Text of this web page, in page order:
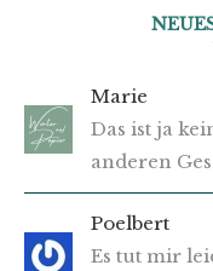
Marie
Das ist ja
anderen
Poelbert
Es tut mir